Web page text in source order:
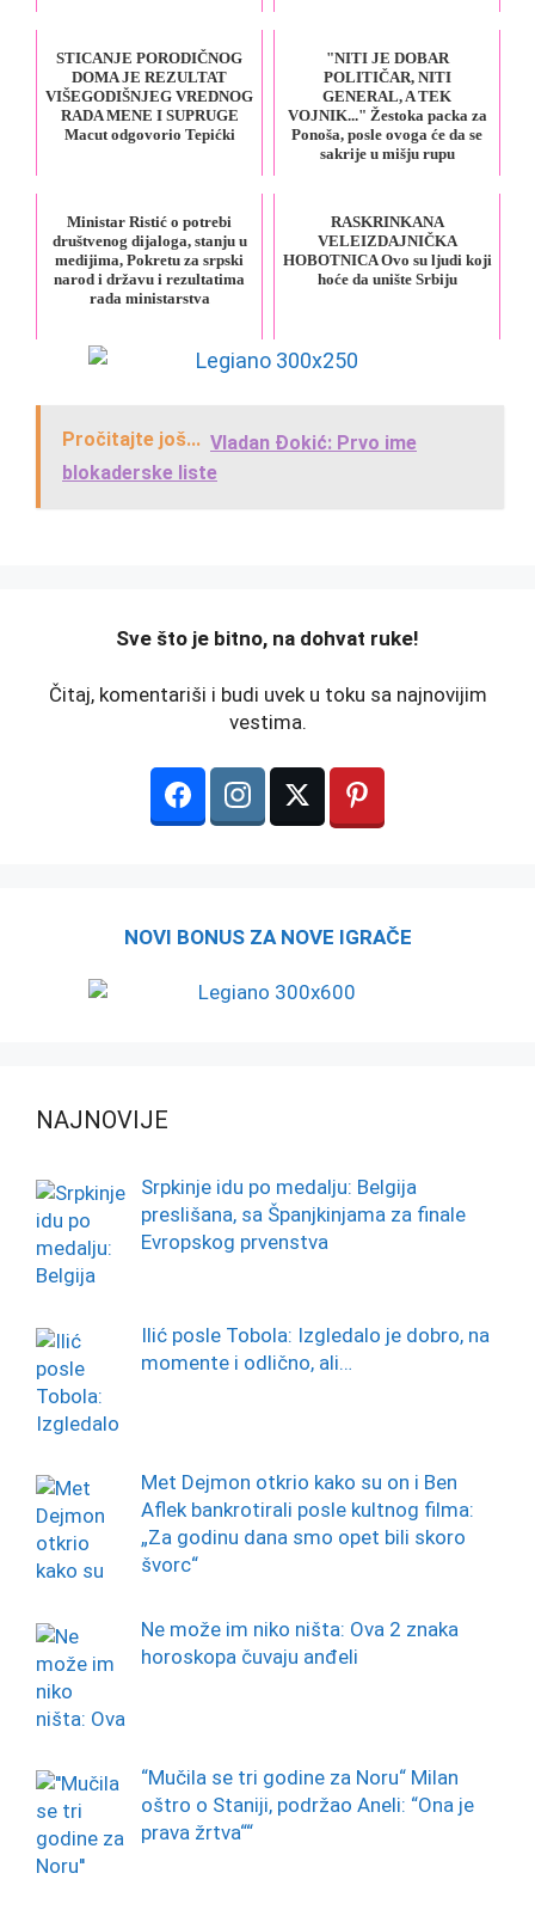
STICANJE PORODIČNOG
DOMA JE REZULTAT
VIŠEGODIŠNJEG VREDNOG
RADA MENE I SUPRUGE
Macut odgovorio Tepićki
"NITI JE DOBAR
POLITIČAR, NITI
GENERAL, A TEK
VOJNIK..." Žestoka packa za
Ponoša, posle ovoga će da se
sakrije u mišju rupu
Ministar Ristić o potrebi
društvenog dijaloga, stanju u
medijima, Pokretu za srpski
narod i državu i rezultatima
rada ministarstva
RASKRINKANA
VELEIZDAJNIČKA
HOBOTNICA Ovo su ljudi koji
hoće da unište Srbiju
Pročitajte još... Vladan Đokić: Prvo ime
blokaderske liste
️Sve što je bitno, na dohvat ruke!
Čitaj, komentariši i budi uvek u toku sa najnovijim
vestima.
NOVI BONUS ZA NOVE IGRAČE
NAJNOVIJE
Srpkinje idu po medalju: Belgija
preslišana, sa Španjkinjama za finale
Evropskog prvenstva
Ilić posle Tobola: Izgledalo je dobro, na
momente i odlično, ali…
Met Dejmon otkrio kako su on i Ben
Aflek bankrotirali posle kultnog filma:
„Za godinu dana smo opet bili skoro
švorc“
Ne može im niko ništa: Ova 2 znaka
horoskopa čuvaju anđeli
“Mučila se tri godine za Noru“ Milan
oštro o Staniji, podržao Aneli: “Ona je
prava žrtva““